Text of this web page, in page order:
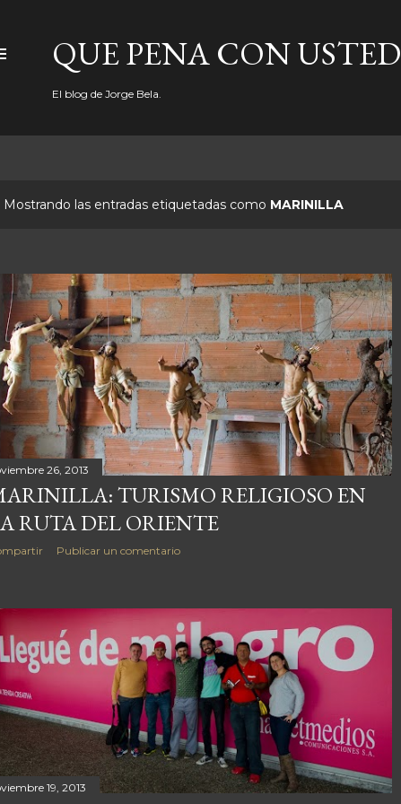
QUE PENA CON USTED
El blog de Jorge Bela.
Mostrando las entradas etiquetadas como MARINILLA
26, 2013
TURISMO RELIGIOSO EN
RUTA DEL ORIENTE
Publicar un comentario
19, 2013